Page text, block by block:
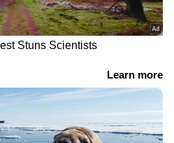
ഉടൻ
മാറി
അർജുൻ